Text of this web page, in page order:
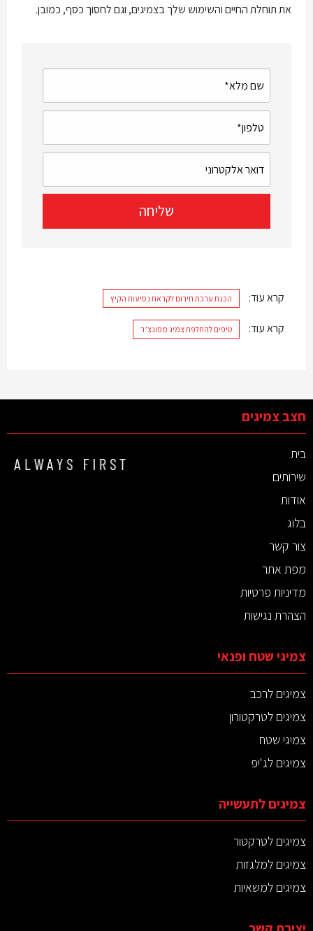
את תוחלת החיים והשימוש שלך בצמיגים, וגם לחסוך כסף, כמובן.
קרא עוד: הכנת ערכת חירום לקראת נסיעות הקיץ
קרא עוד: טיפים להחלפת צמיג מפונצ’ר
חצב צמיגים
בית
שירותים
אודות
בלוג
צור קשר
מפת אתר
מדיניות פרטיות
הצהרת נגישות
צמיגי שטח ופנאי
צמיגים לרכב
צמיגים לטרקטורון
צמיגי שטח
צמיגים לג'יפ
צמיגים לתעשייה
צמיגים לטרקטור
צמיגים למלגזות
צמיגים למשאיות